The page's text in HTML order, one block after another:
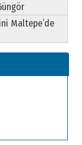
Maltepe’de